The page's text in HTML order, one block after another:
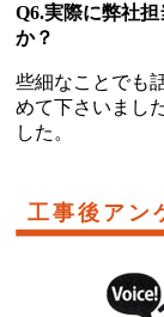
Q6.実際に弊社
か？
些細なことでも
めて下さいまし
した。
工事後アン